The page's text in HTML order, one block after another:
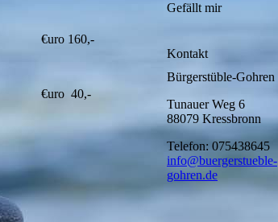
€uro 160,-
€uro 40,-
Gefällt mir
Kontakt
Bürgerstüble-Gohren
Tunauer Weg 6
88079 Kressbronn
Telefon: 075438645
info@buergerstueble-
gohren.de